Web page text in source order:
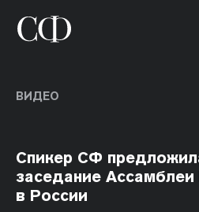
ВИДЕО
Спикер СФ
заседание
в России